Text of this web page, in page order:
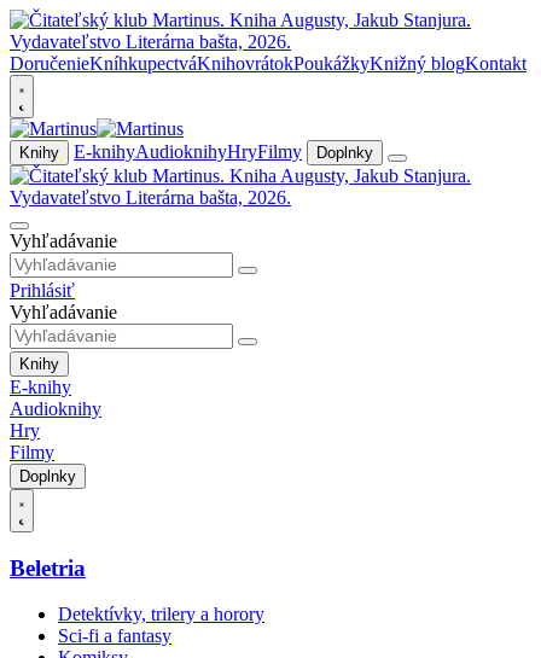
DoručenieKníhkupectváKnihovrátokPoukážkyKnižný blogKontakt
Knihy E-knihyAudioknihyHryFilmy Doplnky
Vyhľadávanie
Prihlásiť
Vyhľadávanie
Knihy
E-knihy
Audioknihy
Hry
Filmy
Doplnky
Beletria
Detektívky, trilery a horory
Sci-fi a fantasy